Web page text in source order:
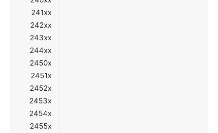
241xx
242xx
243xx
244xx
2450x
2451x
2452x
2453x
2454x
2455x